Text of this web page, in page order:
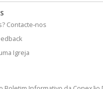
Contacte‑nos
Igreja